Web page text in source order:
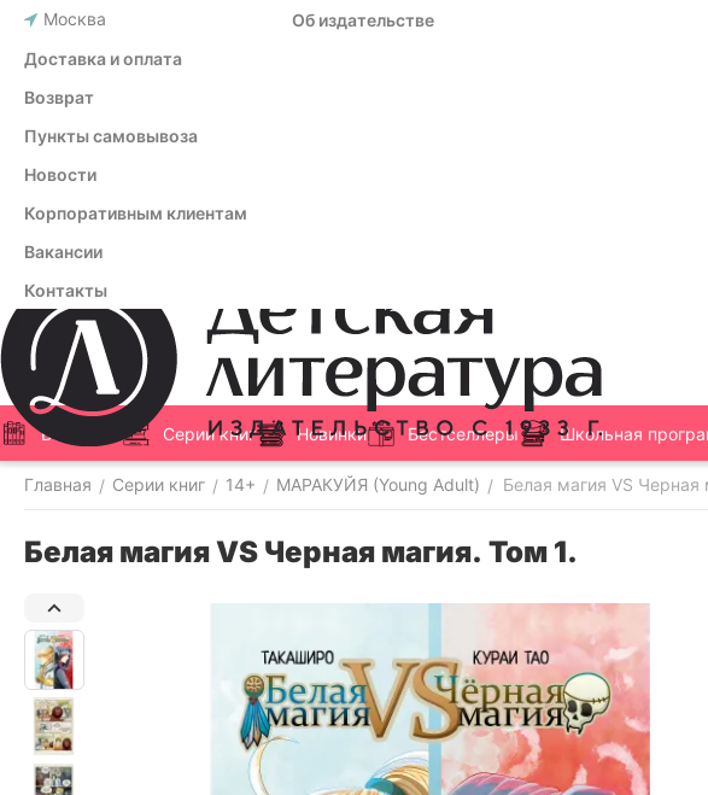
Москва
Об издательстве
Доставка и оплата
Возврат
Пункты самовывоза
Новости
Корпоративным клиентам
Вакансии
Контакты
Все книги Серии книг Новинки Бестселлеры Школьная
Главная / Серии книг / 14+ / МАРАКУЙЯ (Young Adult) / Белая магия VS Черная
Белая магия VS Черная магия. Том 1.